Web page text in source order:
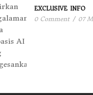
EXCLUSIVE INFO
0 Comment / 07